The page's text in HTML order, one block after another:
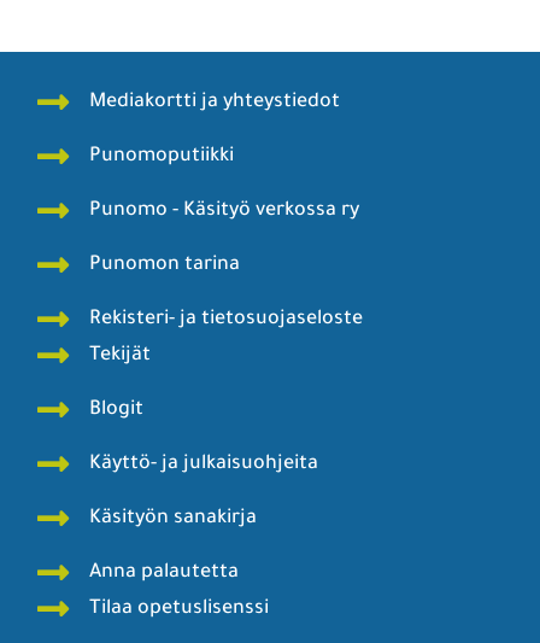
Mediakortti ja yhteystiedot
Punomoputiikki
Punomo - Käsityö verkossa ry
Punomon tarina
Rekisteri- ja tietosuojaseloste
Tekijät
Blogit
Käyttö- ja julkaisuohjeita
Käsityön sanakirja
Anna palautetta
Tilaa opetuslisenssi